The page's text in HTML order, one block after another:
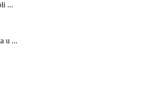
...
u ...